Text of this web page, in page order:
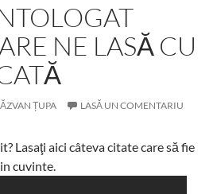
NE LASĂ CU
ȚUPA LASĂ UN COMENTARIU
Lasaţi aici câteva citate care să fie
cuvinte.